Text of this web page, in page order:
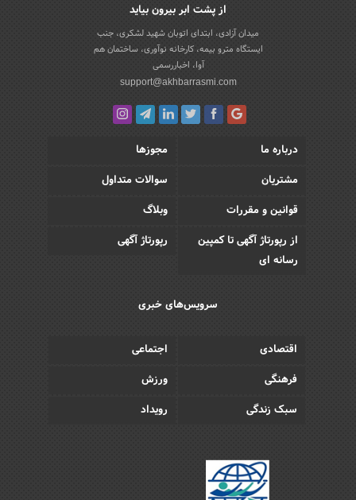
از پشت ابر بیرون بیاید
میدان آزادی، ابتدای اتوبان شهید لشکری، جنب
ایستگاه مترو بیمه، کارخانه نوآوری، ساختمان هم
آوا، اخباررسمی
support@akhbarrasmi.com
درباره ما
مجوزها
مشتریان
سوالات متداول
قوانین و مقررات
وبلاگ
از رپورتاژ آگهی تا کمپین
رسانه ای
رپورتاژ آگهی
سرویس‌های خبری
اقتصادی
اجتماعی
فرهنگی
ورزش
سبک زندگی
رویداد